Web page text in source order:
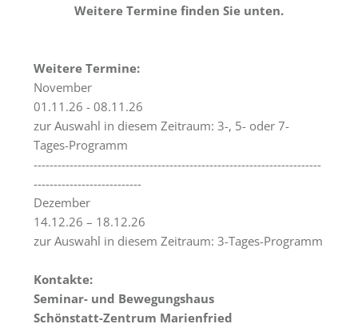
Tagungspauschalen
Haus
&
Lage
Anfrage
Feste
Kapellen
Räumlichkeiten
Gästezimmer
Weitere Termine finden Sie unten.
Weitere Termine:
November
01.11.26 - 08.11.26
zur Auswahl in diesem Zeitraum: 3-, 5- oder 7-
Tages-Programm
------------------------------------------------------------------------
---------------------------
Dezember
14.12.26 – 18.12.26
zur Auswahl in diesem Zeitraum: 3-Tages-Programm
Kontakte:
Seminar- und Bewegungshaus
Schönstatt-Zentrum Marienfried